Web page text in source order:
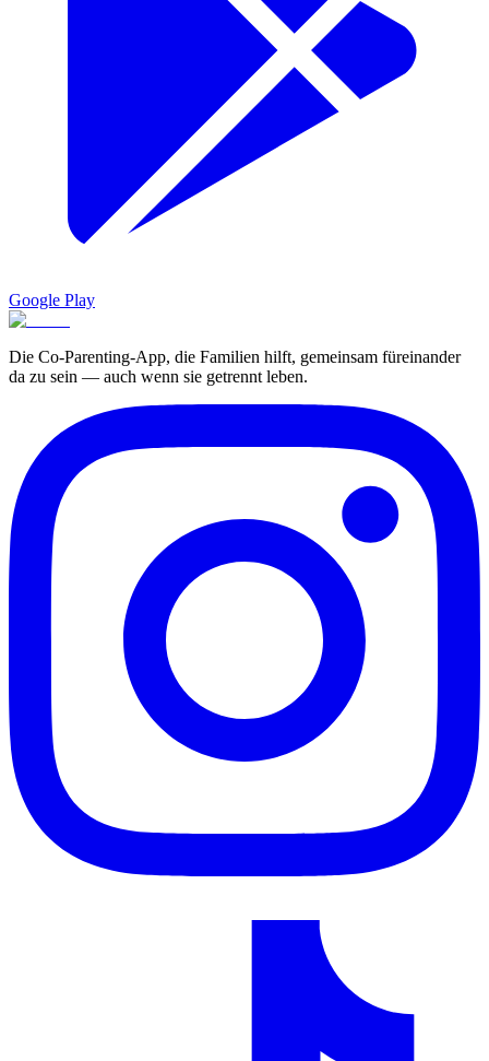
Google Play
Die Co-Parenting-App, die Familien hilft, gemeinsam füreinander
da zu sein — auch wenn sie getrennt leben.